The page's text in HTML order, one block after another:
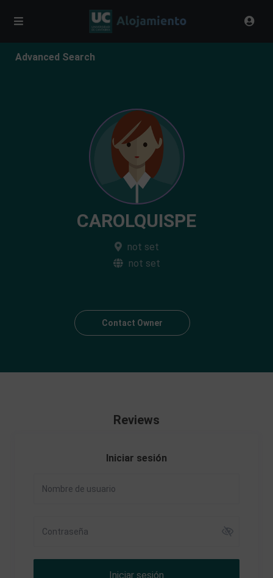
Advanced Search
CAROLQUISPE
not set
not set
Contact Owner
Reviews
Iniciar sesión
Iniciar sesión